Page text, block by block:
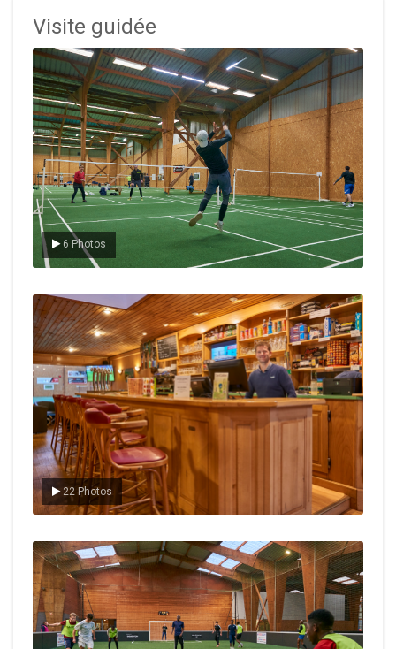
Visite guidée
6 Photos
Le badminton
22 Photos
Le Club
Le foot en salle